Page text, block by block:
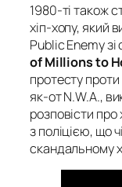
1980-ті також
хіп-хопу, який
Public Enemy
of Millions to
протесту проти
як-от N.W.A.,
розповісти про
з поліцією, що
скандальному